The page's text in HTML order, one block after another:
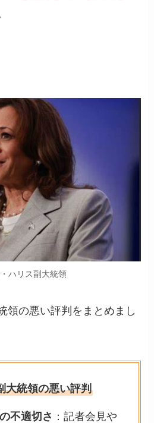
ハリス副大統領
領の悪い評判をまとめまし
大統領の悪い評判
不適切さ ：記者会見や